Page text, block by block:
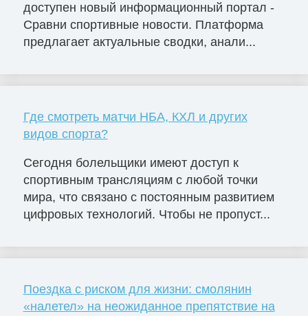
доступен новый информационный портал -
Сравни спортивные новости. Платформа
предлагает актуальные сводки, анали...
Где смотреть матчи НБА, КХЛ и других
видов спорта?
Сегодня болельщики имеют доступ к
спортивным трансляциям с любой точки
мира, что связано с постоянным развитием
цифровых технологий. Чтобы не пропуст...
Поездка с риском для жизни: смолянин
«налетел» на неожиданное препятствие на